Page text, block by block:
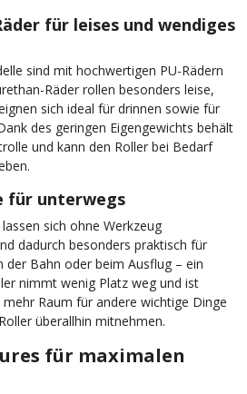
für leises und wendiges
sind mit hochwertigen PU-Rädern
Räder rollen besonders leise,
sich ideal für drinnen sowie für
des geringen Eigengewichts behält
und kann den Roller bei Bedarf
für unterwegs
sich ohne Werkzeug
dadurch besonders praktisch für
der Bahn oder beim Ausflug – ein
nimmt wenig Platz weg und ist
Raum für andere wichtige Dinge
überallhin mitnehmen.
für maximalen